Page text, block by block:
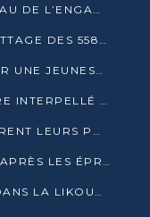
LE RUNR APPELLE À UN RENOUVEAU DE L’ENGAGEMENT MILITANT
CONGO TERMINAL FINALISE LE BATTAGE DES 558 PIEUX DU FUTUR QUAI DU MÔLE EST
MBOKA PROPRE ET PADJ 2.0 POUR UNE JEUNESSE PLUS AUTONOME
UN TRAFIQUANT PRÉSUMÉ D’IVOIRE INTERPELLÉ À DOLISIE
LES ENTREPRISES CHINOISES OUVRENT LEURS PORTES AUX JEUNES DIPLÔMÉS
SIBITI : 6 MORTS DANS UN DRAME APRÈS LES ÉPREUVES DU BEPC
LA CRÉATION D’UNE UNIVERSITÉ DANS LA LIKOUALA AU CŒUR D’UNE RÉFLEXION NATIONALE